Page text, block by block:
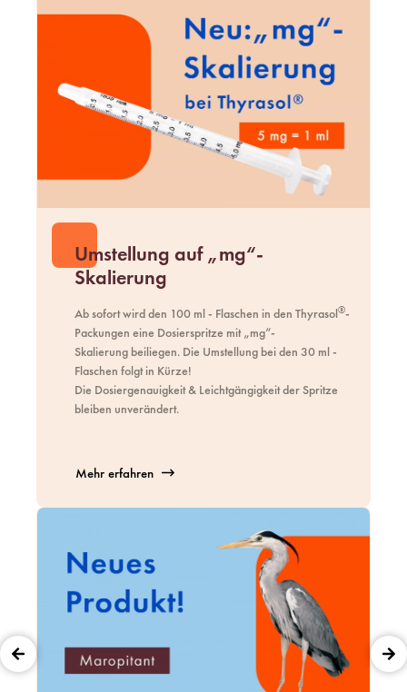
Umstellung auf „mg“-
Skalierung
Ab sofort wird den 100 ml - Flaschen in den Thyrasol®-
Packungen eine Dosierspritze mit „mg“-
Skalierung beiliegen. Die Umstellung bei den 30 ml -
Flaschen folgt in Kürze!
Die Dosiergenauigkeit & Leichtgängigkeit der Spritze
bleiben unverändert.
Mehr erfahren